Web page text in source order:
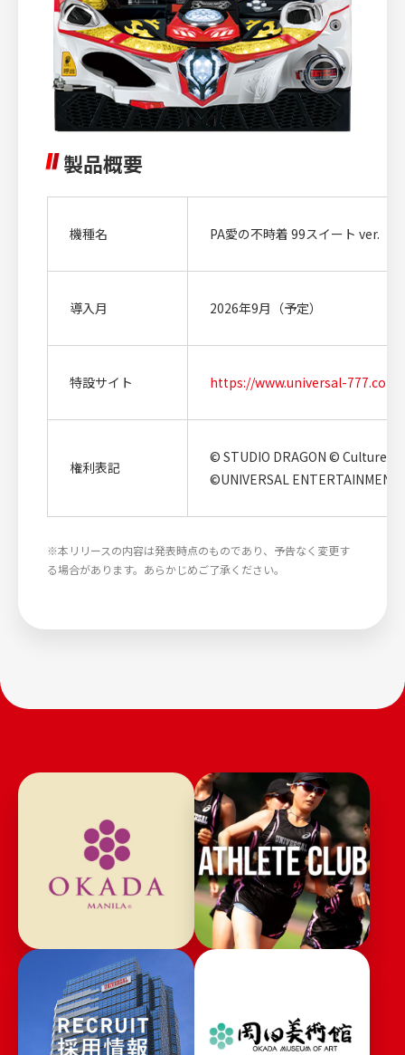
製品概要
機種名 PA愛の不時着 99スイート ver.
導入月 2026年9月（予定）
特設サイト https://www.universal-
権利表記
© STUDIO DRAGON ©
©UNIVERSAL ENTERTAINMENT
※本リリースの内容は発表時点のものであり、予告なく変更す
る場合があります。あらかじめご了承ください。